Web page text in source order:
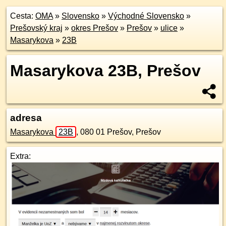
Cesta: OMA» Slovensko » Východné Slovensko »
Prešovský kraj » okres Prešov » Prešov » ulice »
Masarykova » 23B
Masarykova 23B, Prešov
adresa
Masarykova 23B , 080 01 Prešov, Prešov
Extra: